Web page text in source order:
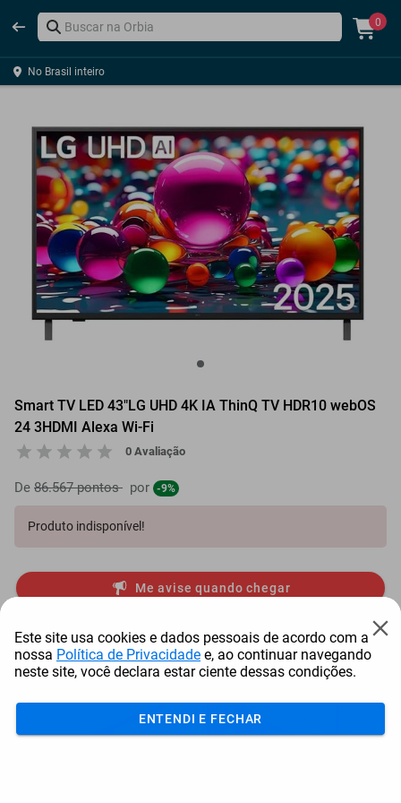
0
No Brasil inteiro
Smart TV LED 43"LG UHD 4K IA ThinQ TV HDR10 webOS
24 3HDMI Alexa Wi-Fi
0 Avaliação
De 86.567 pontos por -9%
Produto indisponível!
Me avise quando chegar
Mais Resgatados
Este site usa cookies e dados pessoais de acordo com a
nossa Política de Privacidade e, ao continuar navegando
neste site, você declara estar ciente dessas condições.
ENTENDI E FECHAR